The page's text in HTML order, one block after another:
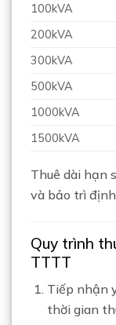
100kVA
200kVA
300kVA
500kVA
1000kVA
1500kVA
Thuê dài hạn
và bảo trì
Quy trình
TTTT
Tiếp nhận
thời gian